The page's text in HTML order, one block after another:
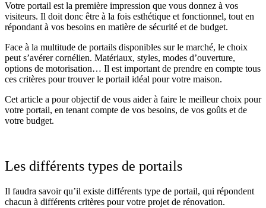
Votre portail est la première impression que vous donnez à vos
visiteurs. Il doit donc être à la fois esthétique et fonctionnel, tout en
répondant à vos besoins en matière de sécurité et de budget.
Face à la multitude de portails disponibles sur le marché, le choix
peut s’avérer cornélien. Matériaux, styles, modes d’ouverture,
options de motorisation… Il est important de prendre en compte tous
ces critères pour trouver le portail idéal pour votre maison.
Cet article a pour objectif de vous aider à faire le meilleur choix pour
votre portail, en tenant compte de vos besoins, de vos goûts et de
votre budget.
Les différents types de portails
Il faudra savoir qu’il existe différents type de portail, qui répondent
chacun à différents critères pour votre projet de rénovation.